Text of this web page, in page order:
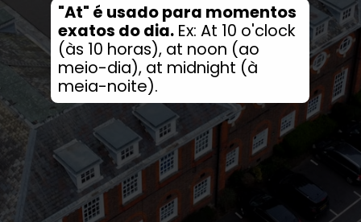
"At" é usado para momentos
exatos do dia.Ex: At 10 o'clock
(às 10 horas), at noon (ao
meio-dia), at midnight (à
meia-noite).